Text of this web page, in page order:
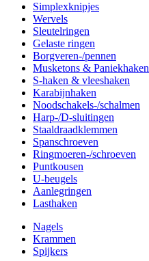
Simplexknipjes
Wervels
Sleutelringen
Gelaste ringen
Borgveren-/pennen
Musketons & Paniekhaken
S-haken & vleeshaken
Karabijnhaken
Noodschakels-/schalmen
Harp-/D-sluitingen
Staaldraadklemmen
Spanschroeven
Ringmoeren-/schroeven
Puntkousen
U-beugels
Aanlegringen
Lasthaken
Nagels
Krammen
Spijkers